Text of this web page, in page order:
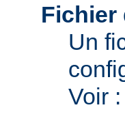
Fichier
Un
Voir :